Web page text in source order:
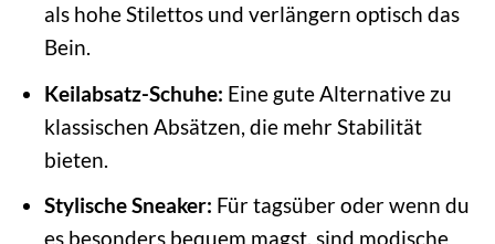
als hohe Stilettos und verlängern optisch das
Bein.
Keilabsatz-Schuhe: Eine gute Alternative zu
klassischen Absätzen, die mehr Stabilität
bieten.
Stylische Sneaker: Für tagsüber oder wenn du
es besonders bequem magst, sind modische